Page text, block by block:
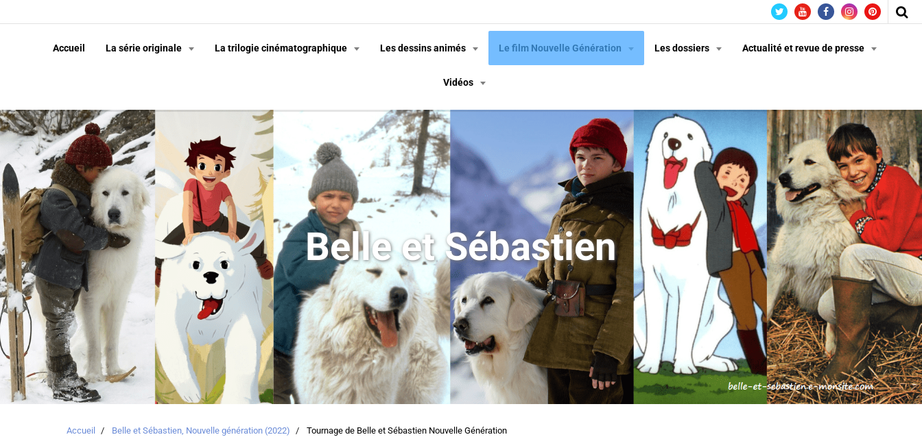
Accueil La série originale La trilogie cinématographique Les dessins animés Le film Nouvelle Génération Les dossiers Actualité et revue de presse
Vidéos
Belle et Sébastien
Accueil Belle et Sébastien, Nouvelle génération (2022) Tournage de Belle et Sébastien Nouvelle Génération